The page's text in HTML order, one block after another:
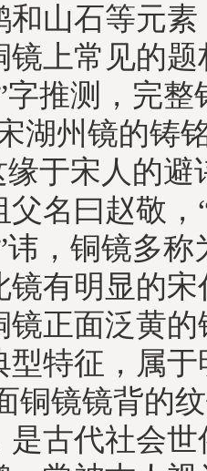
和山石等元
镜上常见的
字推测，完整
湖州镜的铸
缘于宋人的
名曰赵敬，
讳，铜镜多称
镜有明显的
镜正面泛黄
型特征，属
镜镜背的纹
是古代社会